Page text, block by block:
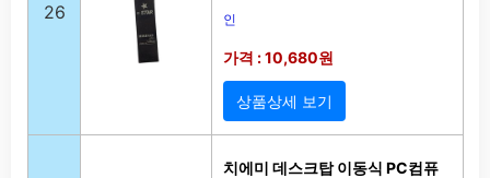
26
인
가격 : 10,680원
상품상세 보기
치에미 데스크탑 이동식 PC컴퓨